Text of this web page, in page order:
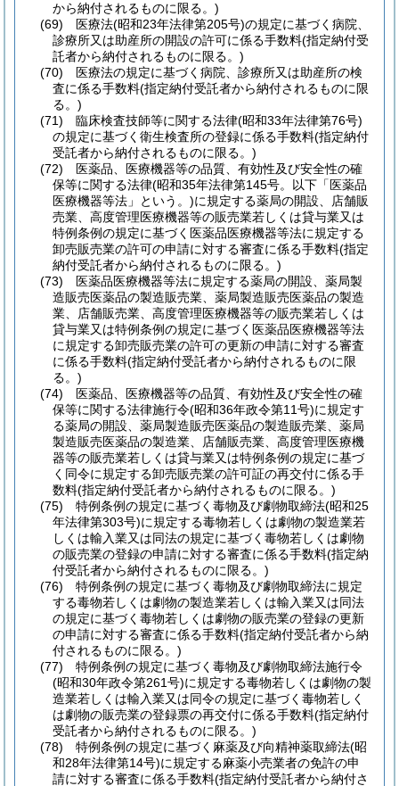
から納付されるものに限る。)
(69)
医療法(昭和23年法律第205号)の規定に基づく病院、
診療所又は助産所の開設の許可に係る手数料(指定納付受
託者から納付されるものに限る。)
(70)
医療法の規定に基づく病院、診療所又は助産所の検
査に係る手数料(指定納付受託者から納付されるものに限
る。)
(71)
臨床検査技師等に関する法律(昭和33年法律第76号)
の規定に基づく衛生検査所の登録に係る手数料(指定納付
受託者から納付されるものに限る。)
(72)
医薬品、医療機器等の品質、有効性及び安全性の確
保等に関する法律(昭和35年法律第145号。以下「医薬品
医療機器等法」という。)に規定する薬局の開設、店舗販
売業、高度管理医療機器等の販売業若しくは貸与業又は
特例条例の規定に基づく医薬品医療機器等法に規定する
卸売販売業の許可の申請に対する審査に係る手数料(指定
納付受託者から納付されるものに限る。)
(73)
医薬品医療機器等法に規定する薬局の開設、薬局製
造販売医薬品の製造販売業、薬局製造販売医薬品の製造
業、店舗販売業、高度管理医療機器等の販売業若しくは
貸与業又は特例条例の規定に基づく医薬品医療機器等法
に規定する卸売販売業の許可の更新の申請に対する審査
に係る手数料(指定納付受託者から納付されるものに限
る。)
(74)
医薬品、医療機器等の品質、有効性及び安全性の確
保等に関する法律施行令(昭和36年政令第11号)に規定す
る薬局の開設、薬局製造販売医薬品の製造販売業、薬局
製造販売医薬品の製造業、店舗販売業、高度管理医療機
器等の販売業若しくは貸与業又は特例条例の規定に基づ
く同令に規定する卸売販売業の許可証の再交付に係る手
数料(指定納付受託者から納付されるものに限る。)
(75)
特例条例の規定に基づく毒物及び劇物取締法(昭和25
年法律第303号)に規定する毒物若しくは劇物の製造業若
しくは輸入業又は同法の規定に基づく毒物若しくは劇物
の販売業の登録の申請に対する審査に係る手数料(指定納
付受託者から納付されるものに限る。)
(76)
特例条例の規定に基づく毒物及び劇物取締法に規定
する毒物若しくは劇物の製造業若しくは輸入業又は同法
の規定に基づく毒物若しくは劇物の販売業の登録の更新
の申請に対する審査に係る手数料(指定納付受託者から納
付されるものに限る。)
(77)
特例条例の規定に基づく毒物及び劇物取締法施行令
(昭和30年政令第261号)に規定する毒物若しくは劇物の製
造業若しくは輸入業又は同令の規定に基づく毒物若しく
は劇物の販売業の登録票の再交付に係る手数料(指定納付
受託者から納付されるものに限る。)
(78)
特例条例の規定に基づく麻薬及び向精神薬取締法(昭
和28年法律第14号)に規定する麻薬小売業者の免許の申
請に対する審査に係る手数料(指定納付受託者から納付さ